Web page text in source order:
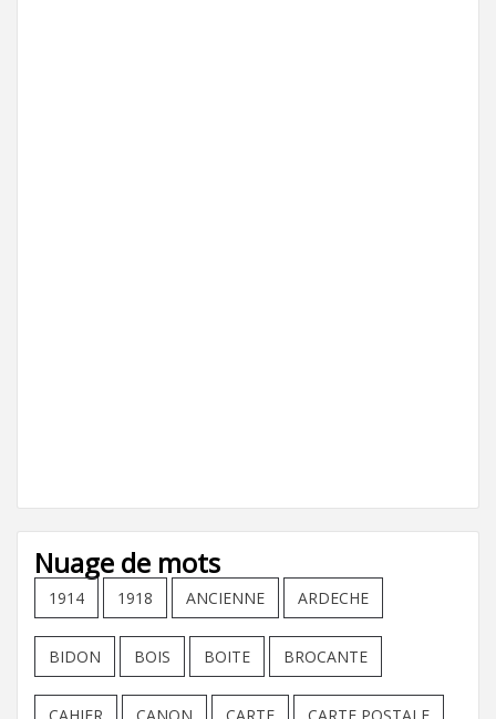
Nuage de mots
1914 1918 ANCIENNE ARDECHE
BIDON BOIS BOITE BROCANTE